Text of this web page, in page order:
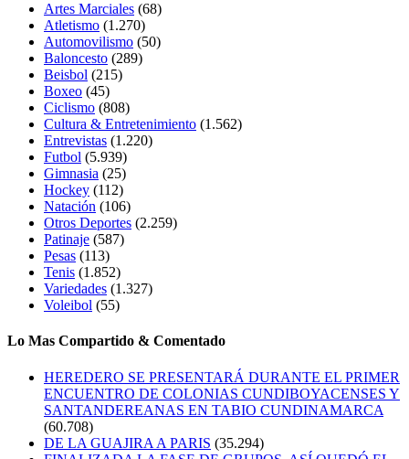
Artes Marciales (68)
Atletismo (1.270)
Automovilismo (50)
Baloncesto (289)
Beisbol (215)
Boxeo (45)
Ciclismo (808)
Cultura & Entretenimiento (1.562)
Entrevistas (1.220)
Futbol (5.939)
Gimnasia (25)
Hockey (112)
Natación (106)
Otros Deportes (2.259)
Patinaje (587)
Pesas (113)
Tenis (1.852)
Variedades (1.327)
Voleibol (55)
Lo Mas Compartido & Comentado
HEREDERO SE PRESENTARÁ DURANTE EL PRIMER
ENCUENTRO DE COLONIAS CUNDIBOYACENSES Y
SANTANDEREANAS EN TABIO CUNDINAMARCA
(60.708)
DE LA GUAJIRA A PARIS (35.294)